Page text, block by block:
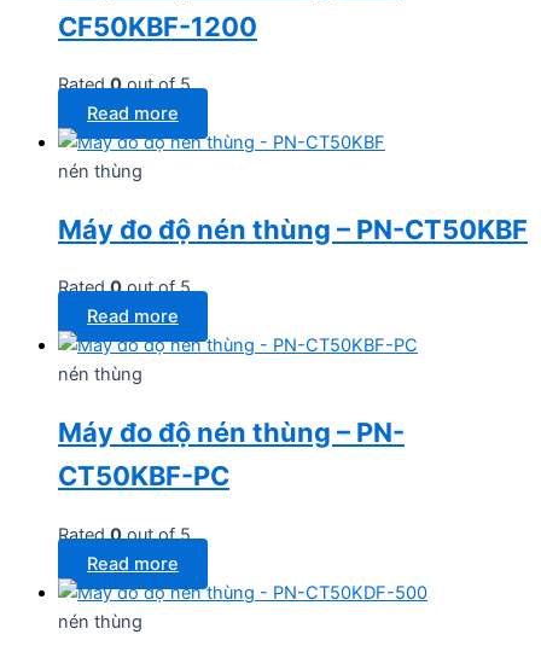
CF50KBF-1200
Rated0out of 5
Read more
nén thùng
Máy đo độ nén thùng – PN-CT50KBF
Rated0out of 5
Read more
nén thùng
Máy đo độ nén thùng – PN-
CT50KBF-PC
Rated0out of 5
Read more
nén thùng